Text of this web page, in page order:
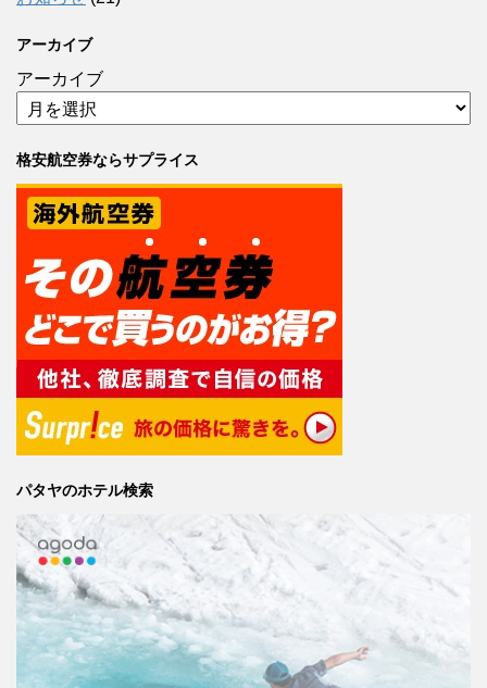
アーカイブ
アーカイブ
格安航空券ならサプライス
パタヤのホテル検索